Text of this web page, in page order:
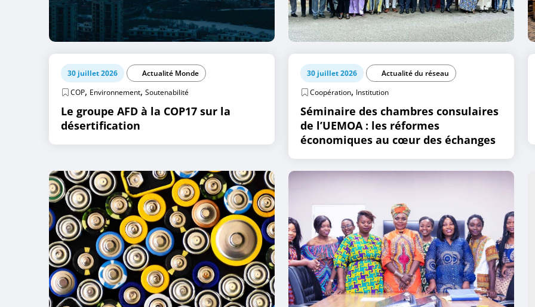
30 juillet 2026
Actualité Monde
COP, Environnement, Soutenabilité
Le groupe AFD à la COP17 sur la
désertification
30 juillet 2026
Actualité du réseau
Coopération, Institution
Séminaire des chambres consulaires
de l’UEMOA : les réformes
économiques au cœur des échanges